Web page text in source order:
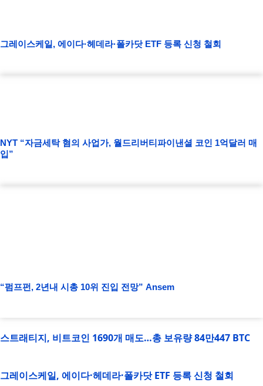
그레이스케일, 에이다·헤데라·폴카닷 ETF 등록 신청 철회
NYT “자금세탁 혐의 사업가, 월드리버티파이낸셜 코인 1억달러 매
입”
“펌프펀, 2년내 시총 10위 진입 전망” Ansem
스트래티지, 비트코인 1690개 매도…총 보유량 84만447 BTC
그레이스케일, 에이다·헤데라·폴카닷 ETF 등록 신청 철회